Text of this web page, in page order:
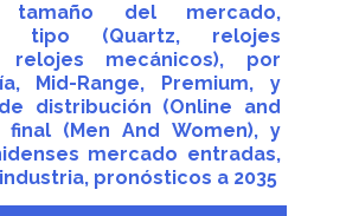
tamaño del mercado,
tipo (Quartz, relojes
mecánicos), por
Mid-Range, Premium, y
distribución (Online and
(Men And Women), y
mercado entradas,
pronósticos a 2035